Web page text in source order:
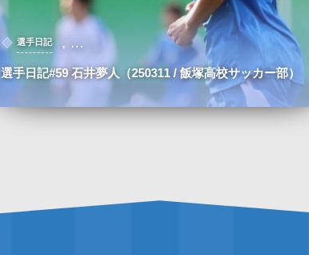
選手日記 , …
選手日記#59 石井夢人（250311 / 飯塚高校サッカー部）